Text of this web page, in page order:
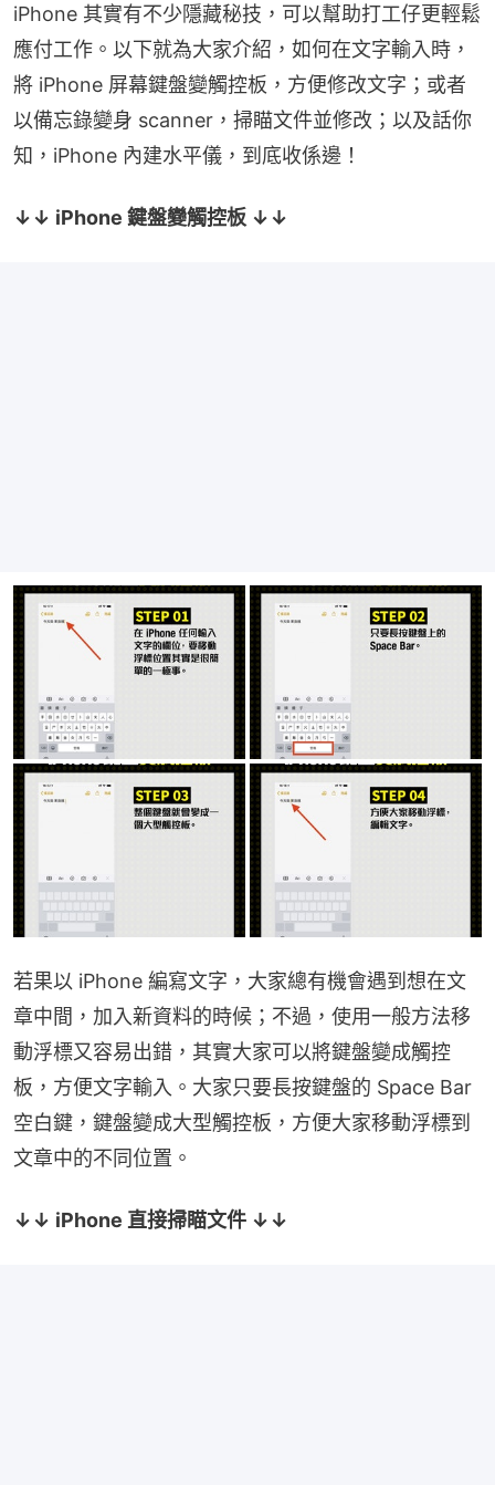
iPhone 其實有不少隱藏秘技，可以幫助打工仔更輕鬆
應付工作。以下就為大家介紹，如何在文字輸入時，
將 iPhone 屏幕鍵盤變觸控板，方便修改文字；或者
以備忘錄變身 scanner，掃瞄文件並修改；以及話你
知，iPhone 內建水平儀，到底收係邊！
↓↓ iPhone 鍵盤變觸控板 ↓↓
若果以 iPhone 編寫文字，大家總有機會遇到想在文
章中間，加入新資料的時候；不過，使用一般方法移
動浮標又容易出錯，其實大家可以將鍵盤變成觸控
板，方便文字輸入。大家只要長按鍵盤的 Space Bar
空白鍵，鍵盤變成大型觸控板，方便大家移動浮標到
文章中的不同位置。
↓↓ iPhone 直接掃瞄文件 ↓↓